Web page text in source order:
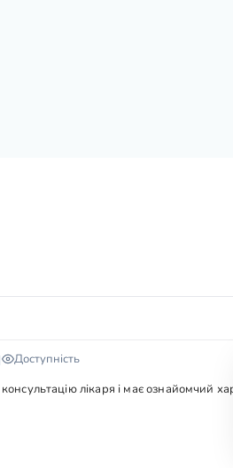
Доступність
лікаря і має ознайомчий